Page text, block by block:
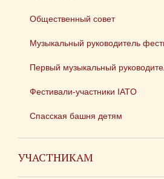
Общественный совет
Музыкальный руководитель
Первый музыкальный
Фестивали-участники IATO
Спасская башня детям
УЧАСТНИКАМ